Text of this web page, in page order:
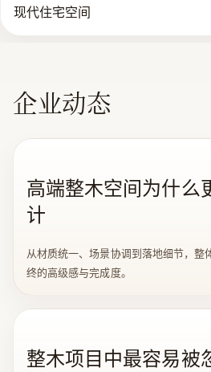
现代住宅空间
企业动态
高端整木空间为什么
计
从材质统一、场景协调到落地细节，整
终的高级感与完成度。
整木项目中最容易被